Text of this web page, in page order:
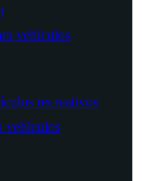
vehículos
recreativos
vehículos